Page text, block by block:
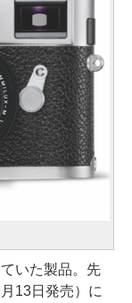
いた製品。先
13日発売）に